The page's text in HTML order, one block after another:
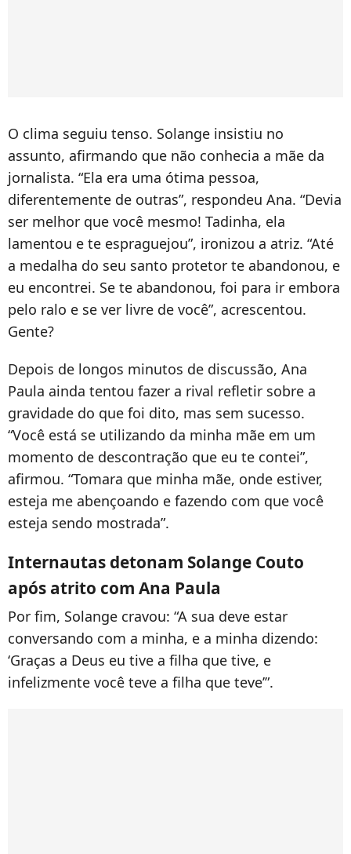
O clima seguiu tenso. Solange insistiu no
assunto, afirmando que não conhecia a mãe da
jornalista. “Ela era uma ótima pessoa,
diferentemente de outras”, respondeu Ana. “Devia
ser melhor que você mesmo! Tadinha, ela
lamentou e te espraguejou”, ironizou a atriz. “Até
a medalha do seu santo protetor te abandonou, e
eu encontrei. Se te abandonou, foi para ir embora
pelo ralo e se ver livre de você”, acrescentou.
Gente?
Depois de longos minutos de discussão, Ana
Paula ainda tentou fazer a rival refletir sobre a
gravidade do que foi dito, mas sem sucesso.
“Você está se utilizando da minha mãe em um
momento de descontração que eu te contei”,
afirmou. “Tomara que minha mãe, onde estiver,
esteja me abençoando e fazendo com que você
esteja sendo mostrada”.
Internautas detonam Solange Couto
após atrito com Ana Paula
Por fim, Solange cravou: “A sua deve estar
conversando com a minha, e a minha dizendo:
‘Graças a Deus eu tive a filha que tive, e
infelizmente você teve a filha que teve’”.